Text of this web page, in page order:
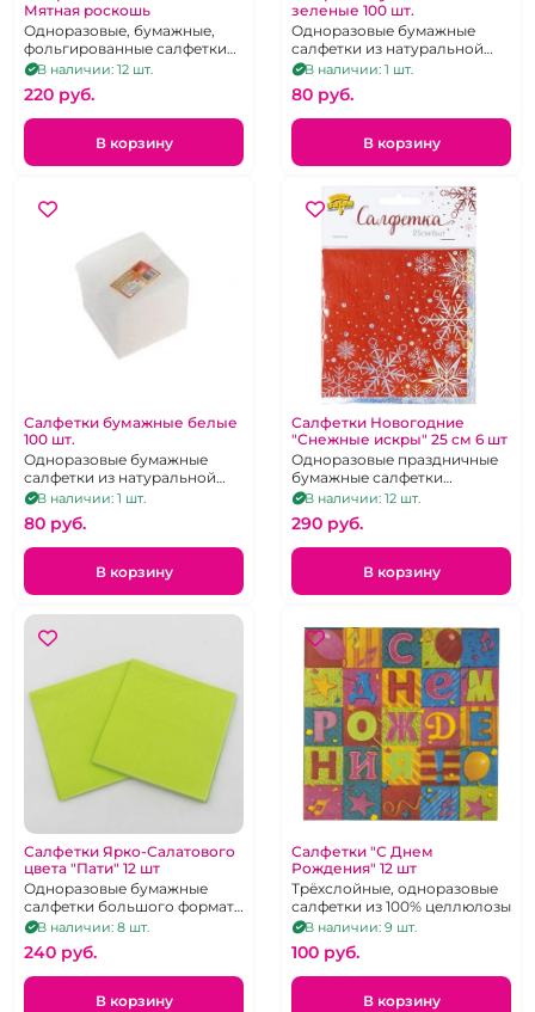
Мятная роскошь
Одноразовые, бумажные,
фольгированные салфетки
большого формата. 33х33 см.
6 шт.
В наличии: 12 шт.
220 pуб.
В корзину
зеленые 100 шт.
Одноразовые бумажные
салфетки из натуральной
целюллозы зелёного цвета.
22 Х 22 см. 100 шт.
В наличии: 1 шт.
80 pуб.
В корзину
Салфетки бумажные белые
100 шт.
Одноразовые бумажные
салфетки из натуральной
целюллозы белого цвета. 22
Х 22 см. 100 шт.
В наличии: 1 шт.
80 pуб.
В корзину
Салфетки Новогодние
"Снежные искры" 25 см 6 шт
Одноразовые праздничные
бумажные салфетки
украшенные галограммой.
25х25 см. 6 шт.
В наличии: 12 шт.
290 pуб.
В корзину
Салфетки Ярко-Салатового
цвета "Пати" 12 шт
Одноразовые бумажные
салфетки большого формата
33х33 см. 12 шт.
В наличии: 8 шт.
240 pуб.
В корзину
Салфетки "С Днем
Рождения" 12 шт
Трёхслойные, одноразовые
салфетки из 100% целлюлозы
В наличии: 9 шт.
100 pуб.
В корзину